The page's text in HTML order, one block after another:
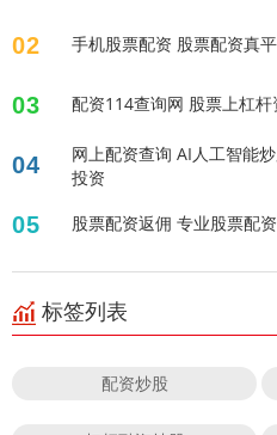
02 手机股票配资 股票配资真
03 配资114查询网 股票上杠
04
网上配资查询 AI人工智能
投资
05 股票配资返佣 专业股票配
标签列表
配资炒股